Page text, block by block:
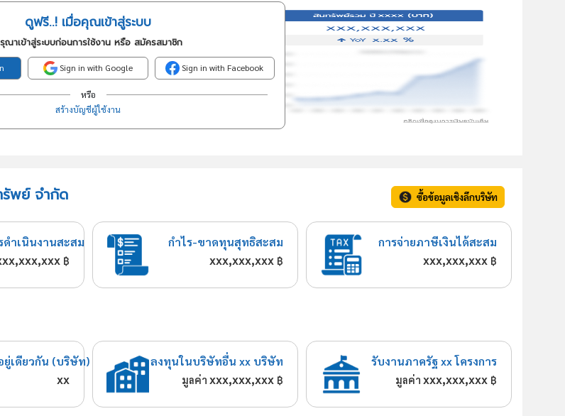
ดูฟรี..! เมื่อคุณเข้าสู่ระบบ
ณาเข้าสู่ระบบก่อนการใช้งาน หรือ สมัครสมาชิก
Sign in with Google Sign in with Facebook
หรือ
สร้างบัญชีผู้ใช้งาน
พย์ จำกัด ซื้อข้อมูลเชิงลึกบริษัท
ดำเนินงานสะสม
฿
กำไร-ขาดทุนสุทธิสะสม
xxx,xxx,xxx ฿
การจ่ายภาษีเงินได้สะสม
xxx,xxx,xxx ฿
เดียวกัน (บริษัท)
xx
ลงทุนในบริษัทอื่น xx บริษัท
มูลค่าxxx,xxx,xxx ฿
รับงานภาครัฐ xx โครงการ
มูลค่าxxx,xxx,xxx ฿